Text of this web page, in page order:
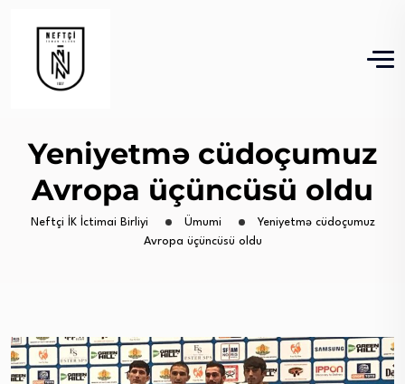
Yeniyetmə cüdoçumuz
Avropa üçüncüsü oldu
Neftçi İK İctimai Birliyi Ümumi
Yeniyetmə cüdoçumuz
Avropa üçüncüsü oldu